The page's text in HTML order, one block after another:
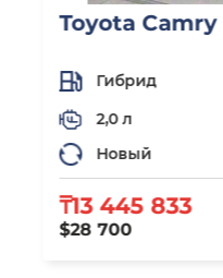
Toyota
Гибрид
2,0 л
Новый
₸13 445 833
$28 700